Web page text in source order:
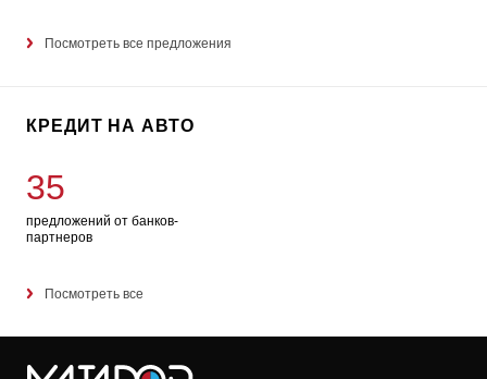
Посмотреть все предложения
КРЕДИТ НА АВТО
35
предложений от банков-
партнеров
Посмотреть все